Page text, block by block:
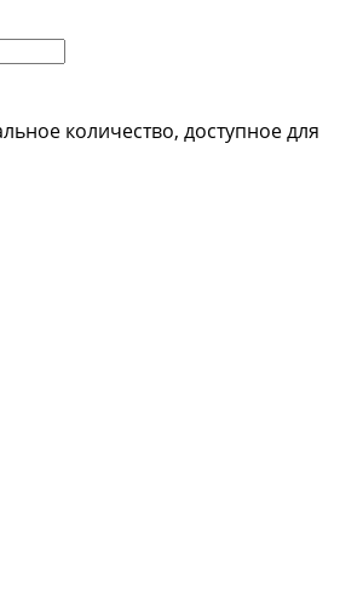
количество, доступное для